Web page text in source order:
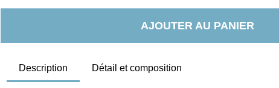
AJOUTER AU PANIER
Description Détail et composition